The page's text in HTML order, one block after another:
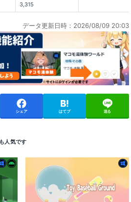
3,315
データ更新日時：2026/08/09 20:03
シェア はてブ 送る